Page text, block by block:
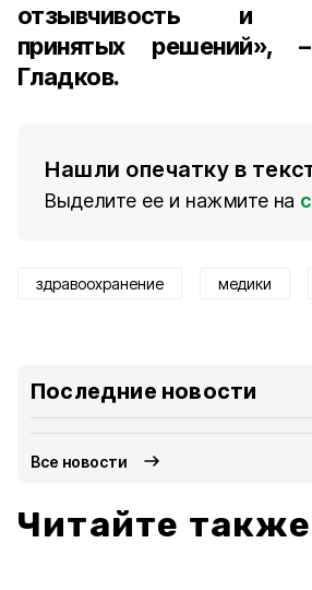
отзывчивость и
принятых решений»,
Гладков.
Нашли опечатку в
Выделите ее и нажмите на
здравоохранение медики
Последние новости
Все новости
Читайте также